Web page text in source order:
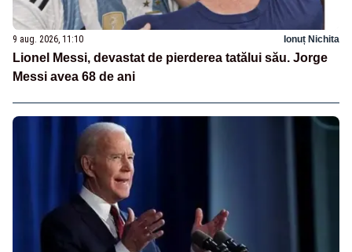
9 aug. 2026, 11:10 Ionuț Nichita
Lionel Messi, devastat de pierderea tatălui său. Jorge
Messi avea 68 de ani